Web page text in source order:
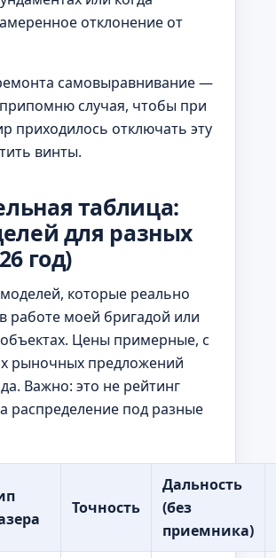
отклонение от
самовыравнивание —
случая, чтобы при
приходилось отключать эту
винты.
таблица:
для разных
год)
которые реально
работе моей бригадой или
Цены примерные, с
рыночных предложений
Важно: это не рейтинг
распределение под разные
Точность
Дальность
(без
приемника)